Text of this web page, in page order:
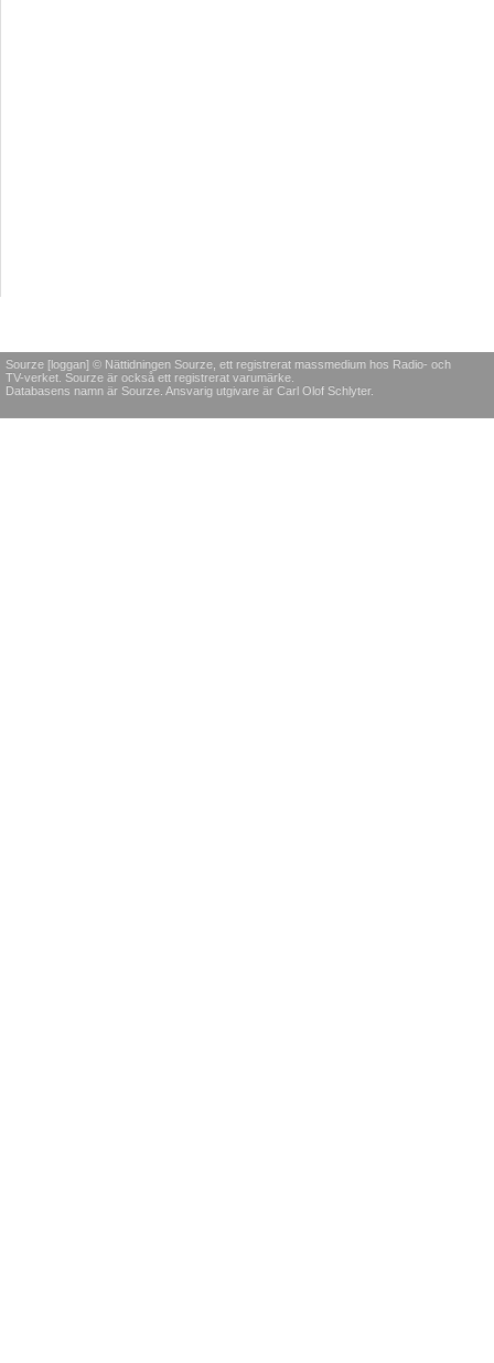
Sourze [loggan] © Nättidningen Sourze, ett registrerat massmedium hos Radio- och
TV-verket. Sourze är också ett registrerat varumärke.
Databasens namn är Sourze. Ansvarig utgivare är Carl Olof Schlyter.